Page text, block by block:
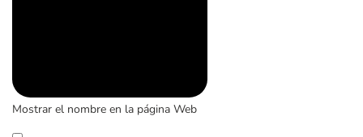
Mostrar el nombre en la página Web